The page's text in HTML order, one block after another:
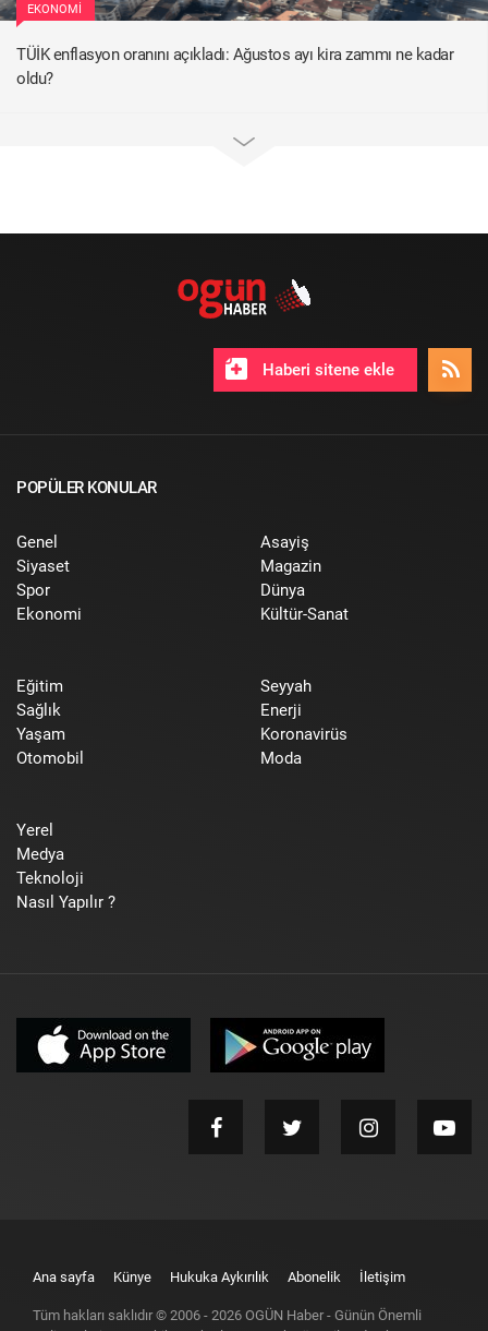
EKONOMI
TÜİK enflasyon oranını açıkladı: Ağustos ayı kira zammı ne kadar
oldu?
Haberi sitene ekle
POPÜLER KONULAR
Genel
Siyaset
Spor
Ekonomi
Asayiş
Magazin
Dünya
Kültür-Sanat
Eğitim
Sağlık
Yaşam
Otomobil
Seyyah
Enerji
Koronavirüs
Moda
Yerel
Medya
Teknoloji
Nasıl Yapılır ?
Ana sayfa Künye Hukuka Aykırılık Abonelik İletişim
Tüm hakları saklıdır © 2006 - 2026 OGÜN Haber - Günün Önemli